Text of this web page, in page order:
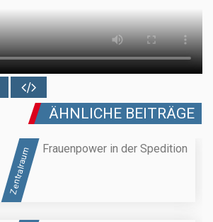
ÄHNLICHE BEITRÄGE
Zentralraum Frauenpower in der Spedition